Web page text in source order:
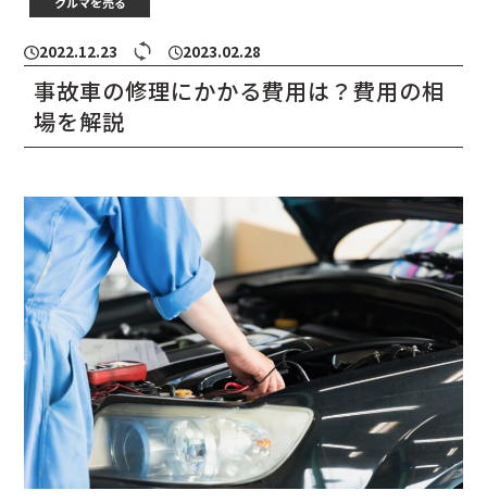
2022.12.23 2023.02.28
事故車の修理にかかる費用は？費用の相
場を解説